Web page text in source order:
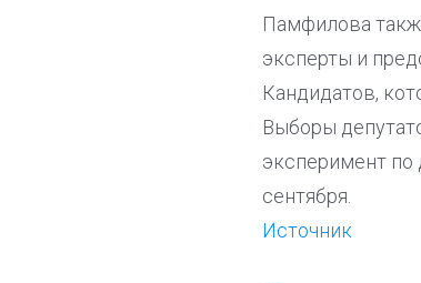
Памфилова
эксперты и
Кандидатов,
Выборы
эксперимент по
сентября.
Источник